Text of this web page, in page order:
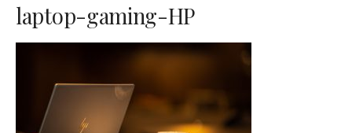
laptop-gaming-HP